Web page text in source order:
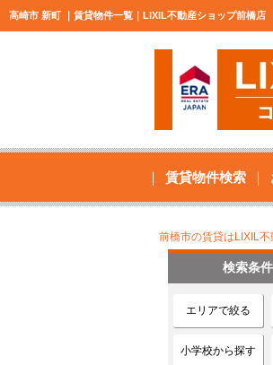
高崎市 新町 ｜賃貸物件一覧｜LIXIL不動産ショップ前橋店
賃貸物件検索
前橋市の賃貸はLIXIL
検索条
エリアで絞る
小学校から探す